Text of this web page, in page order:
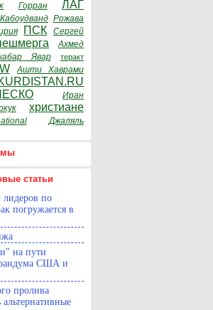
Горран ЛАГ
Рожава
ПСК
Сергей
Ахмед
Явар теракт
Ашти Хаврами
Иран
христиане
Джаляль
статьи
по
погружается в
на пути
США и
пролива